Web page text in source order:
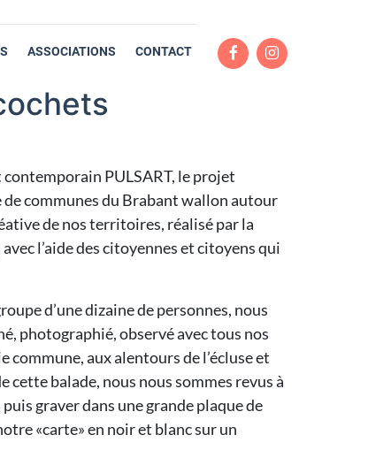
ASSOCIATIONS CONTACT
PULSART, le projet
de communes du Brabant wallon autour
de nos territoires, réalisé par la
l’aide des citoyennes et citoyens qui
d’une dizaine de personnes, nous
photographié, observé avec tous nos
commune, aux alentours de l’écluse et
cette balade, nous nous sommes revus à
graver dans une grande plaque de
«carte» en noir et blanc sur un